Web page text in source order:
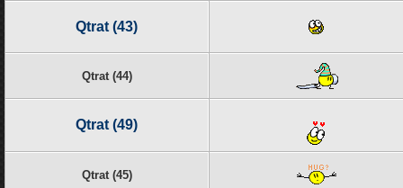
Qtrat (43)
Qtrat (44)
Qtrat (49)
Qtrat (45)